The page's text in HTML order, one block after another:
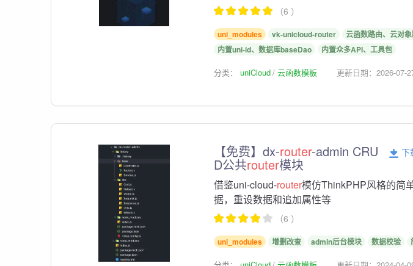
（6 ）
uni_modules vk-unicloud-router 云函数路由、云对
内置uni-id、数据库baseDao
内置众多API、工具包
分类： uniCloud 云函数模板 更新日期：2026-07-
【免费】dx-router-admin CRU
D公共router模块
下
借鉴uni-cloud-router模仿ThinkPHP风格的简
据，重设数据和追加属性等
（6 ）
uni_modules 增删改查 admin后台模块 数据校验